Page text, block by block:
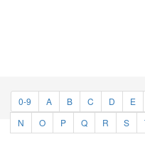
0-9 A B C D E
N
O P Q R S